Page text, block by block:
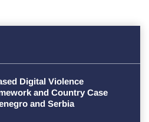
Digital Violence
and Country Case
and Serbia